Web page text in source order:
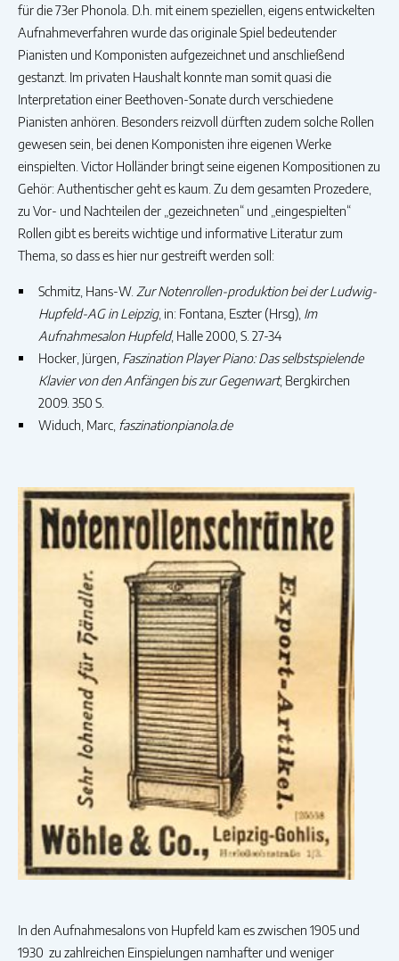
für die 73er Phonola. D.h. mit einem speziellen, eigens entwickelten
Aufnahmeverfahren wurde das originale Spiel bedeutender
Pianisten und Komponisten aufgezeichnet und anschließend
gestanzt. Im privaten Haushalt konnte man somit quasi die
Interpretation einer Beethoven-Sonate durch verschiedene
Pianisten anhören. Besonders reizvoll dürften zudem solche Rollen
gewesen sein, bei denen Komponisten ihre eigenen Werke
einspielten. Victor Holländer bringt seine eigenen Kompositionen zu
Gehör: Authentischer geht es kaum. Zu dem gesamten Prozedere,
zu Vor- und Nachteilen der „gezeichneten“ und „eingespielten“
Rollen gibt es bereits wichtige und informative Literatur zum
Thema, so dass es hier nur gestreift werden soll:
Schmitz, Hans-W. Zur Notenrollen-produktion bei der Ludwig-
Hupfeld-AG in Leipzig, in: Fontana, Eszter (Hrsg), Im
Aufnahmesalon Hupfeld, Halle 2000, S. 27-34
Hocker, Jürgen, Faszination Player Piano: Das selbstspielende
Klavier von den Anfängen bis zur Gegenwart, Bergkirchen
2009. 350 S.
Widuch, Marc, faszinationpianola.de
In den Aufnahmesalons von Hupfeld kam es zwischen 1905 und
1930 zu zahlreichen Einspielungen namhafter und weniger